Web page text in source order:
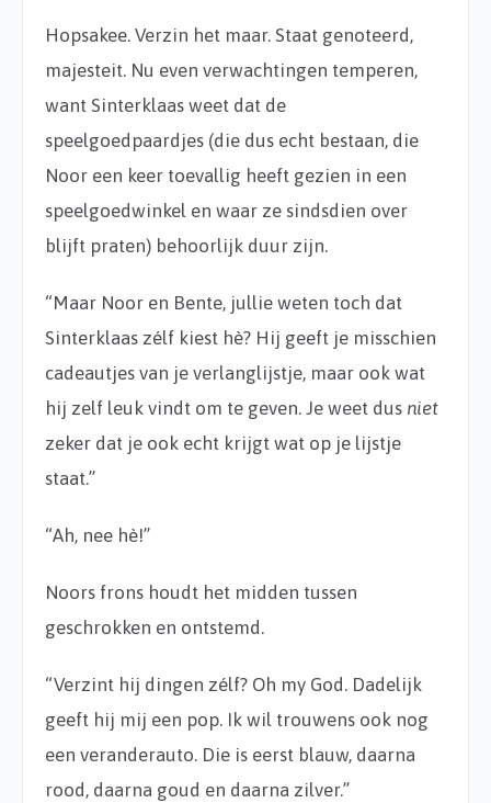
Hopsakee. Verzin het maar. Staat genoteerd,
majesteit. Nu even verwachtingen temperen,
want Sinterklaas weet dat de
speelgoedpaardjes (die dus echt bestaan, die
Noor een keer toevallig heeft gezien in een
speelgoedwinkel en waar ze sindsdien over
blijft praten) behoorlijk duur zijn.
“Maar Noor en Bente, jullie weten toch dat
Sinterklaas zélf kiest hè? Hij geeft je misschien
cadeautjes van je verlanglijstje, maar ook wat
hij zelf leuk vindt om te geven. Je weet dus niet
zeker dat je ook echt krijgt wat op je lijstje
staat.”
“Ah, nee hè!”
Noors frons houdt het midden tussen
geschrokken en ontstemd.
“Verzint hij dingen zélf? Oh my God. Dadelijk
geeft hij mij een pop. Ik wil trouwens ook nog
een veranderauto. Die is eerst blauw, daarna
rood, daarna goud en daarna zilver.”